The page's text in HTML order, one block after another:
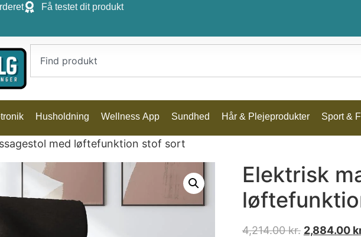
Få testet dit produkt
Husholdning Wellness App Sundhed Hår & Plejeprodukter Sport &
med løftefunktion stof sort
Elektrisk
4,214.00kr. 2,884.00